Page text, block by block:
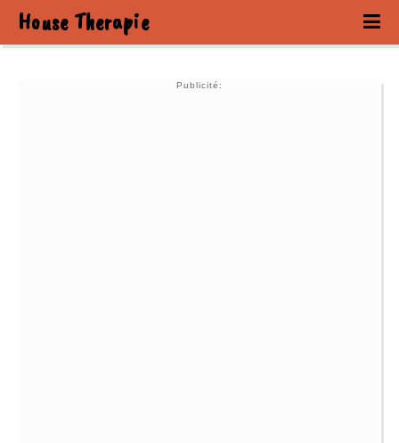
House Therapie
Publicité: